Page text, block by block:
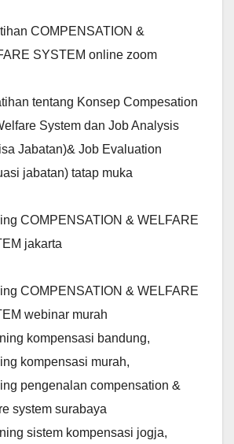
COMPENSATION &
SYSTEM online zoom
tentang Konsep Compesation
System dan Job Analysis
Jabatan)& Job Evaluation
jabatan) tatap muka
COMPENSATION & WELFARE
jakarta
COMPENSATION & WELFARE
webinar murah
kompensasi bandung,
kompensasi murah,
pengenalan compensation &
system surabaya
sistem kompensasi jogja,